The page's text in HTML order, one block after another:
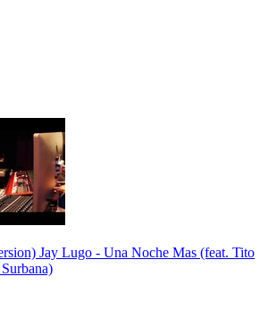
Jay Lugo - Una Noche Mas (feat. Tito